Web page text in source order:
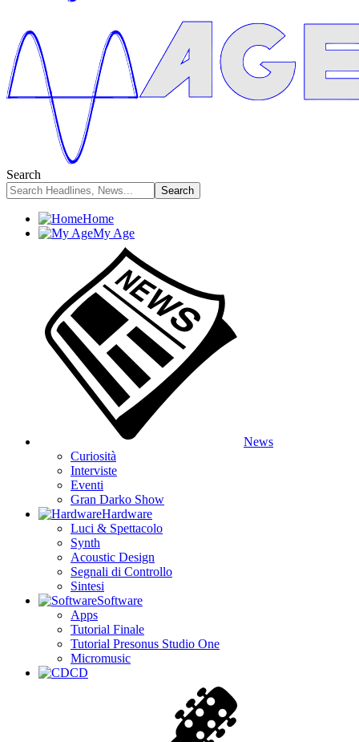
Search
Home
My Age
News
Curiosità
Interviste
Eventi
Gran Darko Show
Hardware
Luci & Spettacolo
Synth
Acoustic Design
Segnali di Controllo
Sintesi
Software
Apps
Tutorial Finale
Tutorial Presonus Studio One
Micromusic
CD